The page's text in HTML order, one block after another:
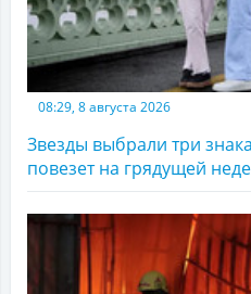
08:29, 8 августа 2026
Звезды выбрали три
повезет на грядущей